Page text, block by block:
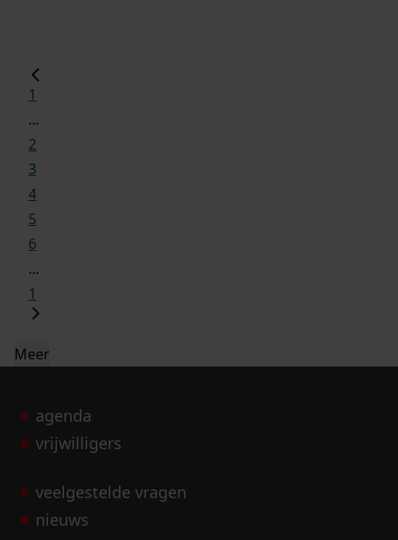
1
...
2
3
4
5
6
...
1
Meer
agenda
vrijwilligers
veelgestelde vragen
nieuws